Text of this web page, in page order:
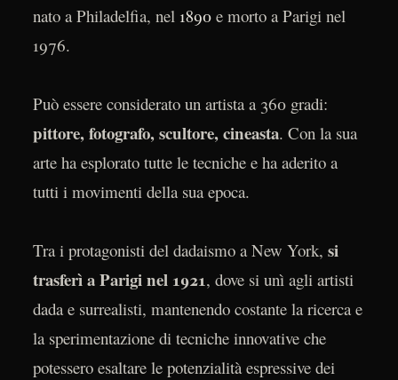
nato a Philadelfia, nel 1890e morto a Parigi nel
1976.
Può essere considerato un artista a 360 gradi:
pittore, fotografo, scultore, cineasta. Con la sua
arte ha esplorato tutte le tecniche e ha aderito a
tutti i movimenti della sua epoca.
Tra i protagonisti del dadaismo a New York, si
trasferì a Parigi nel 1921, dove si unì agli artisti
dada e surrealisti, mantenendo costante la ricerca e
la sperimentazione di tecniche innovative che
potessero esaltare le potenzialità espressive dei